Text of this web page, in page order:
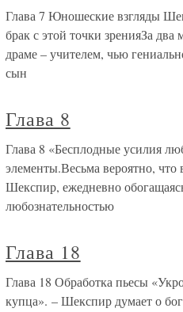
Глава 7 Юношеские взгляды
брак с этой точки зренияЗа
драме – учителем, чью
сын
Глава 8
Глава 8 «Бесплодные усилия
элементы.Весьма вероятно,
Шекспир, ежедневно
любознательностью
Глава 18
Глава 18 Обработка пьесы
купца». – Шекспир думает о